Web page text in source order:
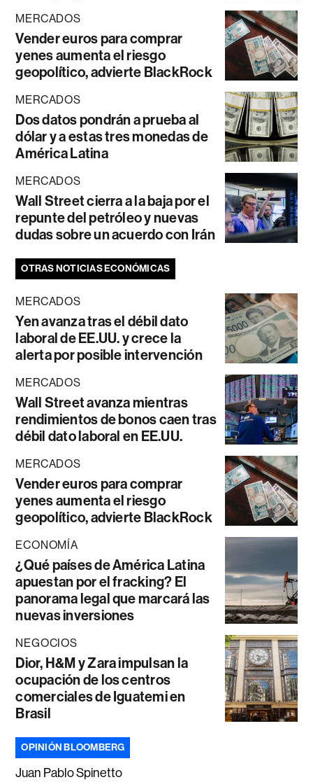
MERCADOS
Vender euros para comprar
yenes aumenta el riesgo
geopolítico, advierte BlackRock
MERCADOS
Dos datos pondrán a prueba al
dólar y a estas tres monedas de
América Latina
MERCADOS
Wall Street cierra a la baja por el
repunte del petróleo y nuevas
dudas sobre un acuerdo con Irán
OTRAS NOTICIAS ECONÓMICAS
MERCADOS
Yen avanza tras el débil dato
laboral de EE.UU. y crece la
alerta por posible intervención
MERCADOS
Wall Street avanza mientras
rendimientos de bonos caen tras
débil dato laboral en EE.UU.
MERCADOS
Vender euros para comprar
yenes aumenta el riesgo
geopolítico, advierte BlackRock
ECONOMÍA
¿Qué países de América Latina
apuestan por el fracking? El
panorama legal que marcará las
nuevas inversiones
NEGOCIOS
Dior, H&M y Zara impulsan la
ocupación de los centros
comerciales de Iguatemi en
Brasil
OPINIÓN BLOOMBERG
Juan Pablo Spinetto